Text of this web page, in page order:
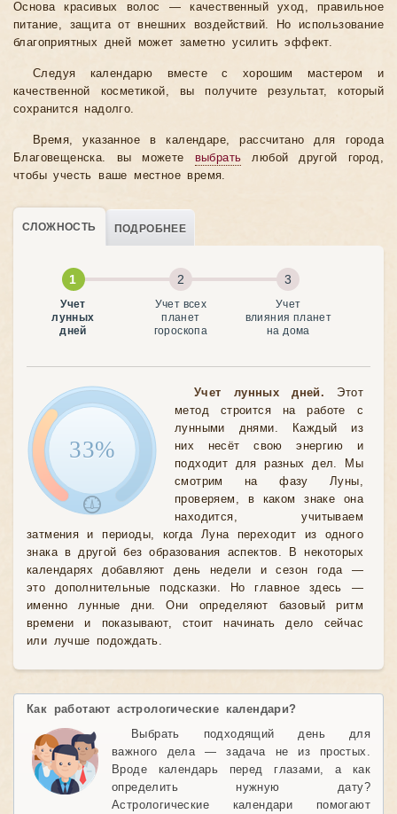
Основа красивых волос — качественный уход, правильное
питание, защита от внешних воздействий. Но использование
благоприятных дней может заметно усилить эффект.
Следуя календарю вместе с хорошим мастером и
качественной косметикой, вы получите результат, который
сохранится надолго.
Время, указанное в календаре, рассчитано для города
Благовещенска. вы можете выбрать любой другой город,
чтобы учесть ваше местное время.
СЛОЖНОСТЬ ПОДРОБНЕЕ
Учет
лунных
дней
Учет всех
планет
гороскопа
Учет
влияния планет
на дома
33%
Учет лунных дней. Этот
метод строится на работе с
лунными днями. Каждый из
них несёт свою энергию и
подходит для разных дел. Мы
смотрим на фазу Луны,
проверяем, в каком знаке она
находится, учитываем
затмения и периоды, когда Луна переходит из одного
знака в другой без образования аспектов. В некоторых
календарях добавляют день недели и сезон года —
это дополнительные подсказки. Но главное здесь —
именно лунные дни. Они определяют базовый ритм
времени и показывают, стоит начинать дело сейчас
или лучше подождать.
Как работают астрологические календари?
Выбрать подходящий день для
важного дела — задача не из простых.
Вроде календарь перед глазами, а как
определить нужную дату?
Астрологические календари помогают